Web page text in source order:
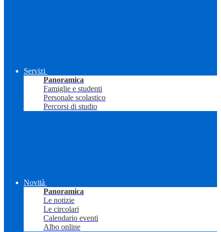
Servizi
Panoramica
Famiglie e studenti
Personale scolastico
Percorsi di studio
Novità
Panoramica
Le notizie
Le circolari
Calendario eventi
Albo online